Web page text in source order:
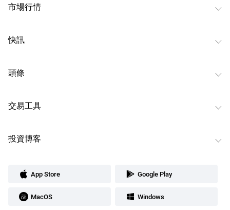
市場行情
快訊
頭條
交易工具
投資博客
App Store Google Play
MacOS Windows